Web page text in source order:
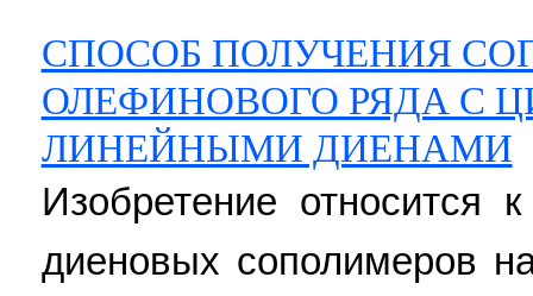
СПОСОБ ПОЛУЧЕНИЯ
ОЛЕФИНОВОГО РЯДА С
ЛИНЕЙНЫМИ ДИЕНАМИ
Изобретение относится
диеновых сополимеров